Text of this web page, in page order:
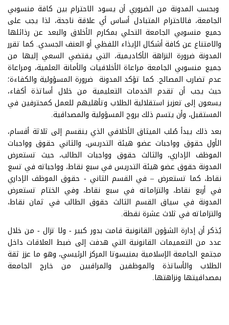
وبحسب المدونة من الضروري أن يسود الاحترام بين كافة منسوبي
الجامعة، فالاحترام المتبادل أساس أي علاقة ناجحة، لذا يجب على
جميع منسوبي الجامعة التحلي بمكارم الأخلاق والبعد عن رذائلها
والامتناع عن كافة أشكال الإيذاء اللفظي أو العنف الجسدي. كما تقرر
المدونة ضرورة النزاهة الأكاديمية، التي يقتضي السعي إليها من
جميع منسوبي الجامعة مراعاة الأخلاقيات والأمانة العلمية، ومراعاة
عدم تضارب المصالح. كما تؤكد المدونة ضرورة المسؤولية والكفاءة؛
حيث يجب أن تقدم الخدمات التعليمية من خلال أساتذة أكفاء،
يسعون إلى تعزيز استقلالية الطلاب وتأهليهم للعمل كمحترفين في
المستقبل، وأن يتسم ذلك بروح المسؤولية والمصداقية.
بعد ذلك يبدأ صُلب الميثاق الأخلاقي الذي ينقسم إلى ثلاثة أقسام،
الأول حقوق وواجبات عضو هيئة التدريس، والثاني حقوق وواجبات
الموظف الإداري، والثالث حقوق وواجبات الطالب، حيث تستعرض
المدونة حقوق عضو هيئة التدريس في سبع نقاط، وواجباته في تسع
نقاط، كما تستعرض – في القسم الثاني - حقوق الموظف الإداري
في أربع نقاط، والتزاماته في سبع نقاط، وفي الختام تستعرض
المدونة في سياق القسم الثالث حقوق الطالب في ثمان نقاط،
والتزاماته في ثلاث عشرة نقطة.
يُذكر أن إدارة الشؤون القانونية قامت بدور كبير - ولا تزال - من خلال
عدد من التعميمات القانونية التي هدفت إلى ضبط العلاقات داخل
مجتمع الجامعة الإسلامية بمنيسوتا المركز الرئيسي، وهو ما عزز ثقة
الطلاب والأساتذة والموظفين والمراقبين من خارج الجامعة
بمصداقيتها ونزاهتها.